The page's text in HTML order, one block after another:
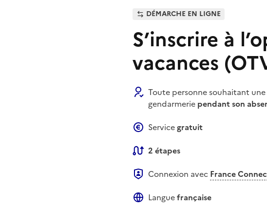
DÉMARCHE EN LIGNE
S’inscrire à
vacances
Toute personne souhaitant une
gendarmerie pendant son
Servicegratuit
2 étapes
Connexion avec France
Languefrançaise